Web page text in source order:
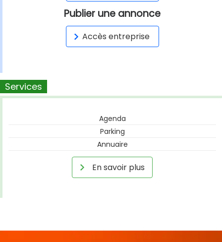
Publier une annonce
Accès entreprise
Services
Agenda
Parking
Annuaire
En savoir plus